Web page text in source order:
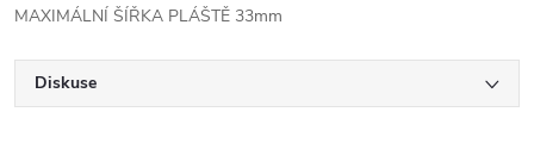
MAXIMÁLNÍ ŠÍŘKA PLÁŠTĚ 33mm
Diskuse